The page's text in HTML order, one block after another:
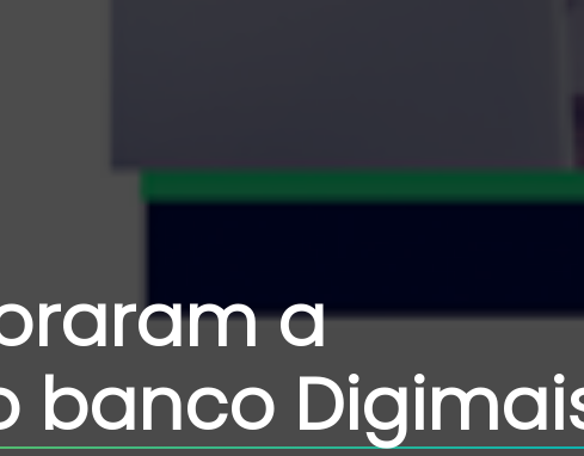
a
banco